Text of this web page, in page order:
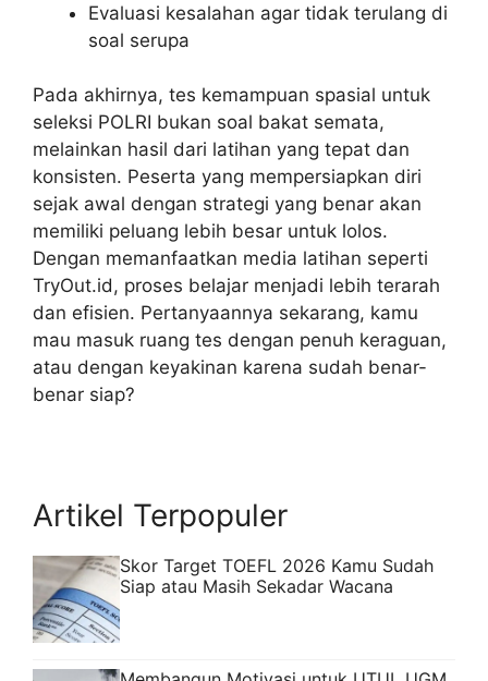
Evaluasi kesalahan agar tidak terulang di
soal serupa
Pada akhirnya, tes kemampuan spasial untuk
seleksi POLRI bukan soal bakat semata,
melainkan hasil dari latihan yang tepat dan
konsisten. Peserta yang mempersiapkan diri
sejak awal dengan strategi yang benar akan
memiliki peluang lebih besar untuk lolos.
Dengan memanfaatkan media latihan seperti
TryOut.id, proses belajar menjadi lebih terarah
dan efisien. Pertanyaannya sekarang, kamu
mau masuk ruang tes dengan penuh keraguan,
atau dengan keyakinan karena sudah benar-
benar siap?
Artikel Terpopuler
Skor Target TOEFL 2026 Kamu Sudah
Siap atau Masih Sekadar Wacana